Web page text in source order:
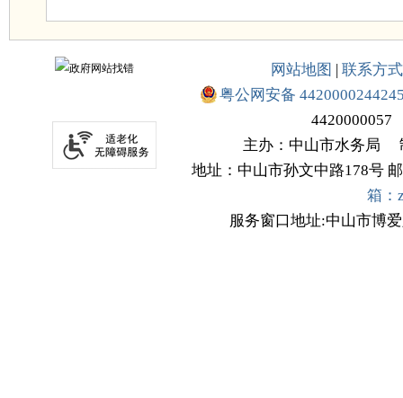
网站地图 | 联系方式
粤公网安备
4420000057
主办：中山市水务局
地址：中山市孙文中路178号
箱：
服务窗口地址:中山市博